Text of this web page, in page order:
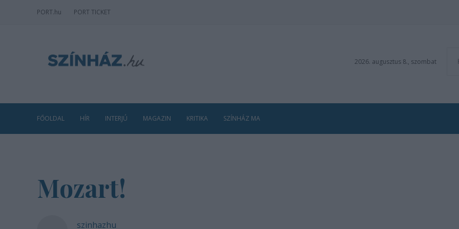
PORT.hu PORT TICKET
2026. augusztus 8., szombat
FŐOLDAL HÍR INTERJÚ MAGAZIN KRITIKA SZÍNHÁZ MA
Mozart!
szinhazhu